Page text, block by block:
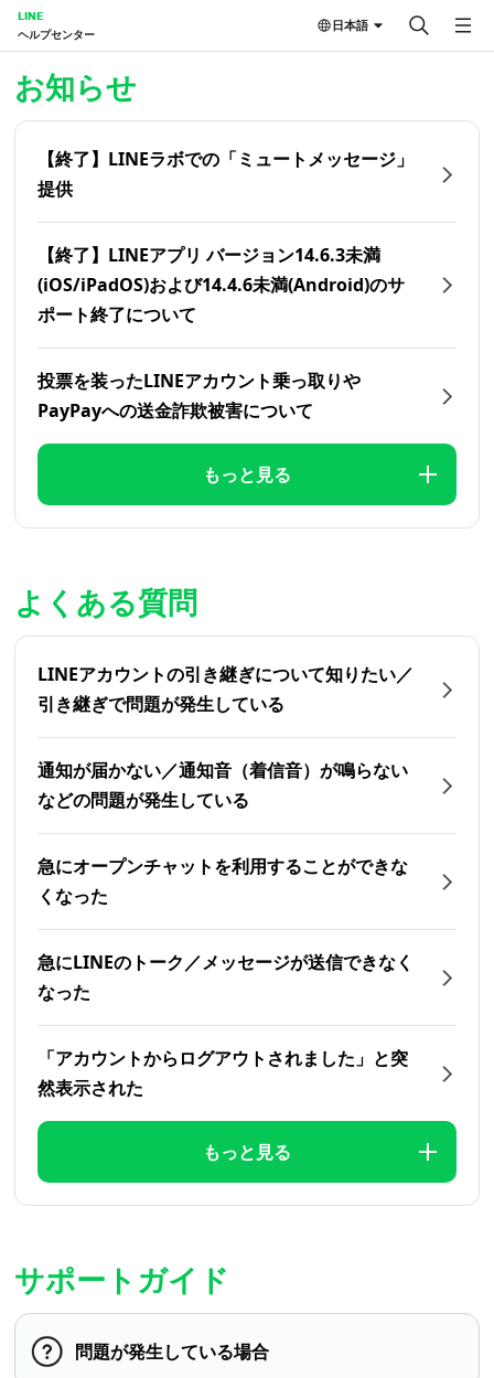
LINE
ヘルプセンター
日本語
お知らせ
【終了】LINEラボでの「ミュートメッセージ」
提供
【終了】LINEアプリ バージョン14.6.3未満
(iOS/iPadOS)および14.4.6未満(Android)のサ
ポート終了について
投票を装ったLINEアカウント乗っ取りや
PayPayへの送金詐欺被害について
もっと見る
よくある質問
LINEアカウントの引き継ぎについて知りたい／
引き継ぎで問題が発生している
通知が届かない／通知音（着信音）が鳴らない
などの問題が発生している
急にオープンチャットを利用することができな
くなった
急にLINEのトーク／メッセージが送信できなく
なった
「アカウントからログアウトされました」と突
然表示された
もっと見る
サポートガイド
問題が発生している場合